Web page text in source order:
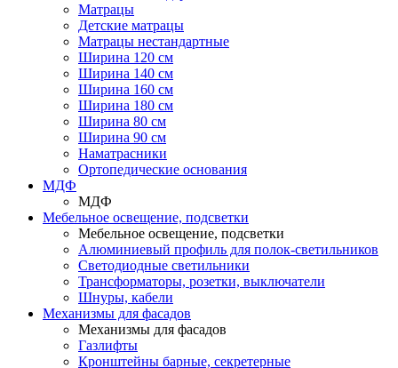
Матрацы
Детские матрацы
Матрацы нестандартные
Ширина 120 см
Ширина 140 см
Ширина 160 см
Ширина 180 см
Ширина 80 см
Ширина 90 см
Наматрасники
Ортопедические основания
МДФ
МДФ
Мебельное освещение, подсветки
Мебельное освещение, подсветки
Алюминиевый профиль для полок-светильников
Светодиодные светильники
Трансформаторы, розетки, выключатели
Шнуры, кабели
Механизмы для фасадов
Механизмы для фасадов
Газлифты
Кронштейны барные, секретерные